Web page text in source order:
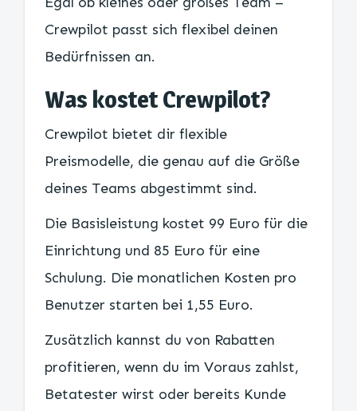
Crewpilot passt sich flexibel deinen
Bedürfnissen an.
Was kostet Crewpilot?
Crewpilot bietet dir flexible
Preismodelle, die genau auf die Größe
deines Teams abgestimmt sind.
Die Basisleistung kostet 99 Euro für die
Einrichtung und 85 Euro für eine
Schulung. Die monatlichen Kosten pro
Benutzer starten bei 1,55 Euro.
Zusätzlich kannst du von Rabatten
profitieren, wenn du im Voraus zahlst,
Betatester wirst oder bereits Kunde